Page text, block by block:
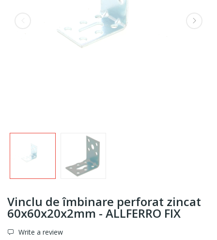
Vinclu de îmbinare perforat zincat
60x60x20x2mm - ALLFERRO FIX
Write a review